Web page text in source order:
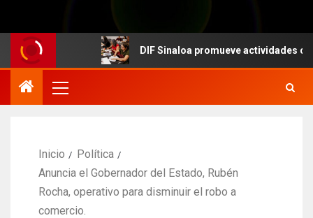
DIF Sinaloa promueve actividades culturales
Inicio
Política
Anuncia el Gobernador del Estado, Rubén
Rocha, operativo para disminuir el robo a
comercio.